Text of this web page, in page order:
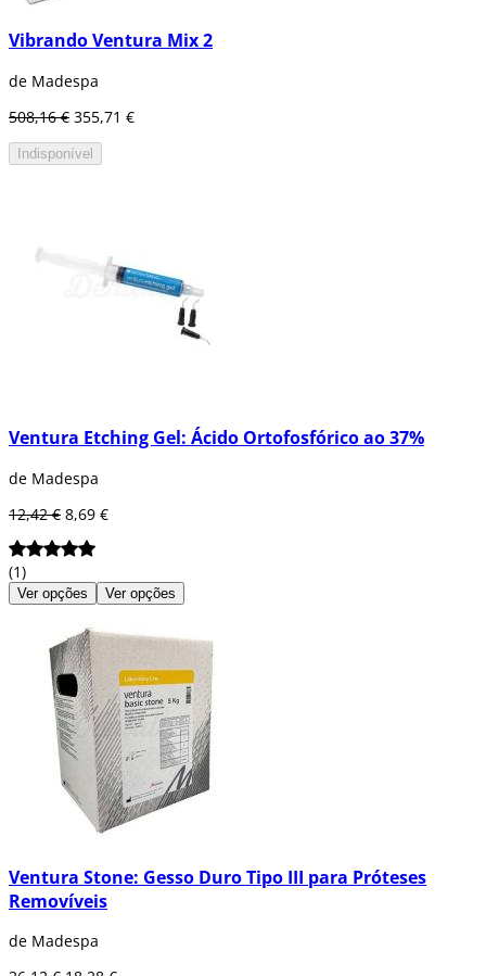
Vibrando Ventura Mix 2
de Madespa
508,16 € 355,71 €
Indisponível
Ventura Etching Gel: Ácido Ortofosfórico ao 37%
de Madespa
12,42 € 8,69 €
(1)
Ver opções Ver opções
Ventura Stone: Gesso Duro Tipo III para Próteses
Removíveis
de Madespa